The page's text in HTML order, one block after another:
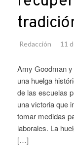
Redacción 11
Amy Goodman
una huelga
de las escuelas
una victoria que
tomar medidas
laborales. La
[…]